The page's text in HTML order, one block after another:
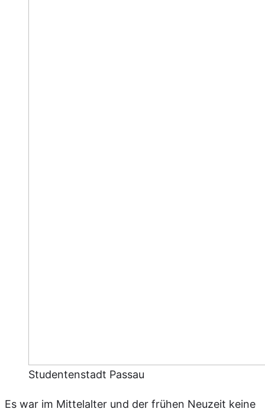
Studentenstadt Passau
Es war im Mittelalter und der frühen Neuzeit keine